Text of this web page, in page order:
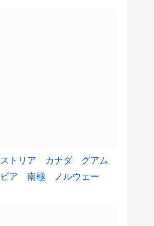
トリア カナダ
グアム
ア 南極 ノルウェー